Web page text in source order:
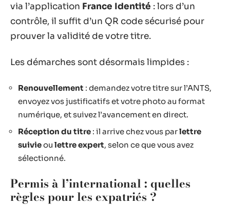
via l’application France Identité : lors d’un
contrôle, il suffit d’un QR code sécurisé pour
prouver la validité de votre titre.
Les démarches sont désormais limpides :
Renouvellement : demandez votre titre sur l’ANTS,
envoyez vos justificatifs et votre photo au format
numérique, et suivez l’avancement en direct.
Réception du titre : il arrive chez vous parlettre
suivieou lettre expert, selon ce que vous avez
sélectionné.
Permis à l’international : quelles
règles pour les expatriés ?